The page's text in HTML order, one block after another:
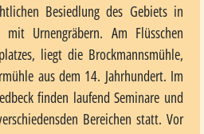
Besiedlung des Gebiets in
Urnengräbern. Am Flüsschen
liegt die Brockmannsmühle,
aus dem 14. Jahrhundert. Im
finden laufend Seminare und
Bereichen statt. Vor